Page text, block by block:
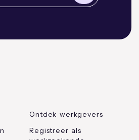
Ontdek werkgevers
Registreer als